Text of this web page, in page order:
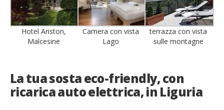
Hotel Ariston,
Malcesine
Camera con vista
Lago
terrazza con vista
sulle montagne
La tua sosta eco-friendly, con
ricarica auto elettrica, in Liguria